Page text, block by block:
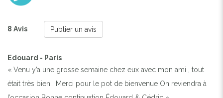
8 Avis Publier un avis
Edouard - Paris
« Venu y’a une grosse semaine chez eux avec mon ami , tout
était très bien… Merci pour le pot de bienvenue On reviendra à